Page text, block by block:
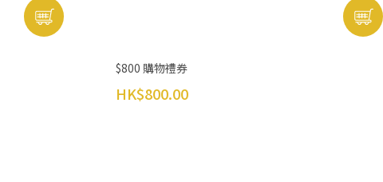
$800 購物禮券
HK$800.00